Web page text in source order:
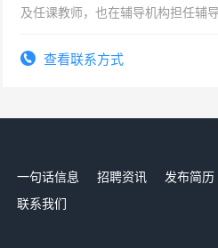
及任课教师，也在辅导机构担任辅
查看联系方式
一句话信息 招聘资讯 发布简历
联系我们